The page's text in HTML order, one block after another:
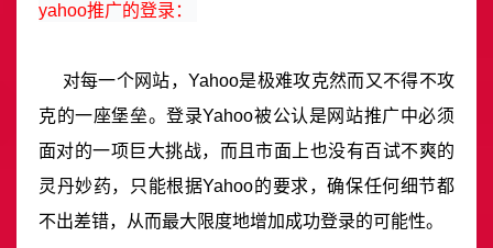
yahoo推广的登录：
对每一个网站，Yahoo是极难攻克然而又不得不攻
克的一座堡垒。登录Yahoo被公认是网站推广中必须
面对的一项巨大挑战，而且市面上也没有百试不爽的
灵丹妙药，只能根据Yahoo的要求，确保任何细节都
不出差错，从而最大限度地增加成功登录的可能性。